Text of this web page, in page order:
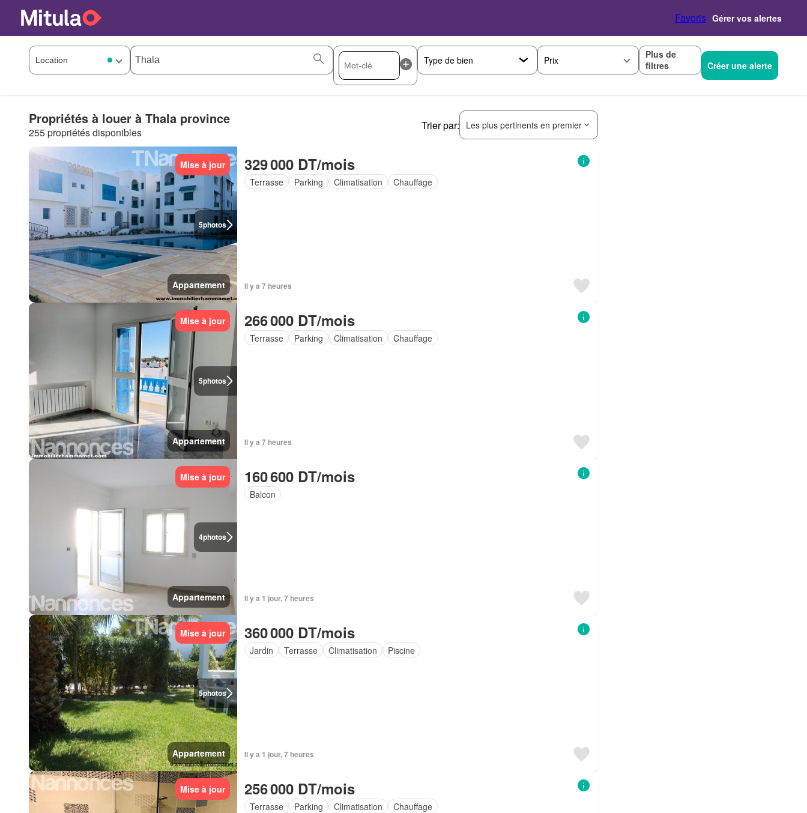
Favoris Gérer vos alertes
Prix
Plus de
filtres
Créer une alerte
Propriétés à louer à Thala province
255 propriétés disponibles
Trier par: Les plus pertinents en premier
5photos
Mise à jour
Appartement
329 000 DT/mois
Terrasse Parking Climatisation Chauffage
Il y a 7 heures
5photos
Mise à jour
Appartement
266 000 DT/mois
Terrasse Parking Climatisation Chauffage
Il y a 7 heures
4photos
Mise à jour
Appartement
160 600 DT/mois
Balcon
Il y a 1 jour, 7 heures
5photos
Mise à jour
Appartement
360 000 DT/mois
Jardin Terrasse Climatisation Piscine
Il y a 1 jour, 7 heures
Mise à jour 256 000 DT/mois
Terrasse Parking Climatisation Chauffage